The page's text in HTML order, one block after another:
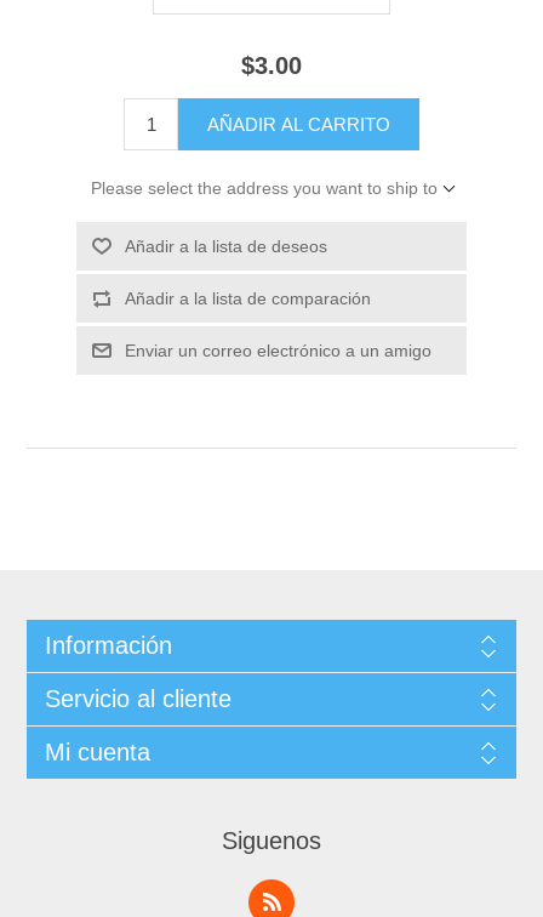
$3.00
Please select the address you want to ship to
Información
Servicio al cliente
Mi cuenta
Siguenos